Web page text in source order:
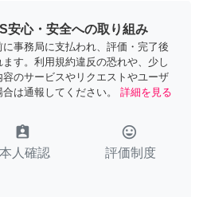
安心・安全への取り組み
事務局に支払われ、評価・完了後
ます。利用規約違反の恐れや、少し
容のサービスやリクエストやユーザ
は通報してください。
詳細を見る
assignment_ind
本人確認
tag_faces
評価制度